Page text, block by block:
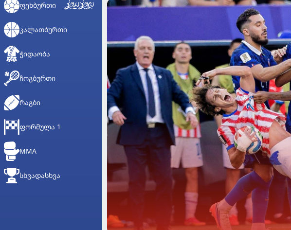
ᲤᲔᲮᲑᲣᲠᲗᲘ
ᲙᲐᲚᲐᲗᲑᲣᲠᲗᲘ
ᲭᲘᲓᲐᲝᲑᲐ
ᲩᲝᲒᲑᲣᲠᲗᲘ
ᲠᲐᲒᲑᲘ
ᲤᲝᲠᲛᲣᲚᲐ 1
MMA
ᲡᲮᲕᲐᲓᲐᲡᲮᲕᲐ